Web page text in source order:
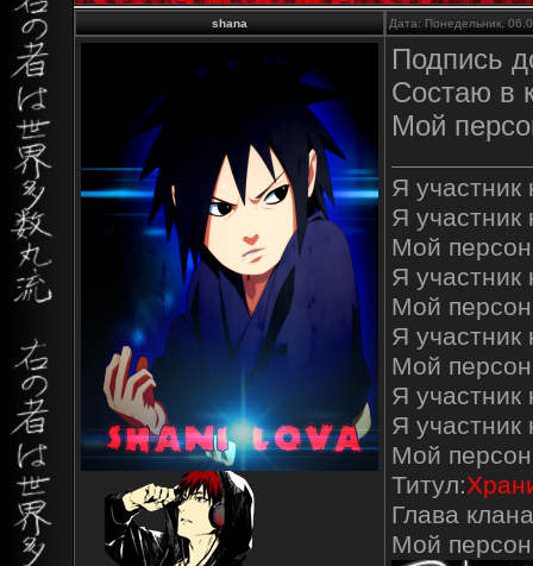
shana Дата: Понедельник,
Подпись
Состаю в
Мой
Я участник
Я участник
Мой
Я участник
Мой
Я участник
Мой
Я участник
Я участник
Мой
Титул:
Глава
Мой